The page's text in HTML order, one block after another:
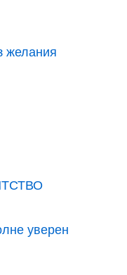
желания
уверен